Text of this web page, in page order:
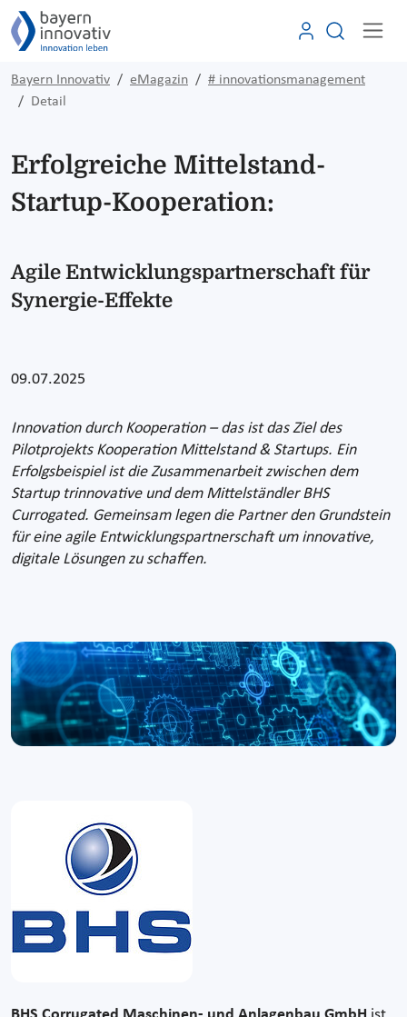
Bayern Innovativ eMagazin
# innovationsmanagement
Detail
Erfolgreiche Mittelstand-
Startup-Kooperation:
Agile Entwicklungspartnerschaft für
Synergie-Effekte
09.07.2025
Innovation durch Kooperation – das ist das Ziel des
Pilotprojekts Kooperation Mittelstand & Startups. Ein
Erfolgsbeispiel ist die Zusammenarbeit zwischen dem
Startup trinnovative und dem Mittelständler BHS
Currogated. Gemeinsam legen die Partner den Grundstein
für eine agile Entwicklungspartnerschaft um innovative,
digitale Lösungen zu schaffen.